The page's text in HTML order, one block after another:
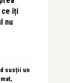
ce îți
nu
susții un